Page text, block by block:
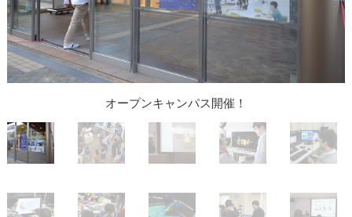
オープンキャンパス開催！